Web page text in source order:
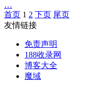
…
首页 1 2 下页 尾页
友情链接
免责声明
188收录网
博客大全
魔域